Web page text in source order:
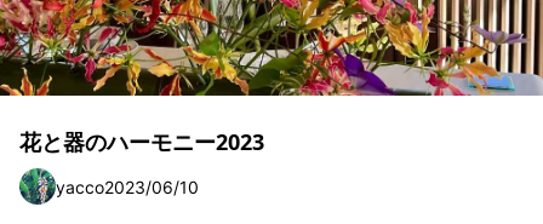
花と器のハーモニー2023
yacco2023/06/10